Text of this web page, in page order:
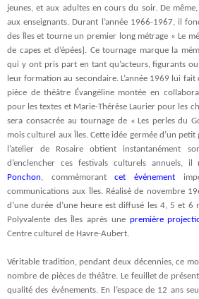
jeunes, et aux adultes en cours du soir. De
aux enseignants. Durant l’année 1966-1967, il
des Îles et tourne un premier long métrage « Le
de capes et d’épées]. Ce tournage marque la
qui y ont pris part en tant qu’acteurs, figurants
leur formation au secondaire. L’année 1969 lui
pièce de théâtre Évangéline montée en
pour les textes et Marie-Thérèse Laurier pour les
sera consacrée au tournage de « Les perles du
mois culturel aux Îles. Cette idée germée d’un petit
l’atelier de Rosaire obtient instantanément
d’enclencher ces festivals culturels annuels,
Ponchon, commémorantcet événement
communications aux Îles. Réalisé de novembre
d’une durée d’une heure est diffusé les 4, 5 et 6
Polyvalente des Îles après une première
Centre culturel de Havre-Aubert.
Véritable tradition, pendant deux décennies, ce
nombre de pièces de théâtre. Le feuillet de
qualité des événements. En l’espace de 12 ans